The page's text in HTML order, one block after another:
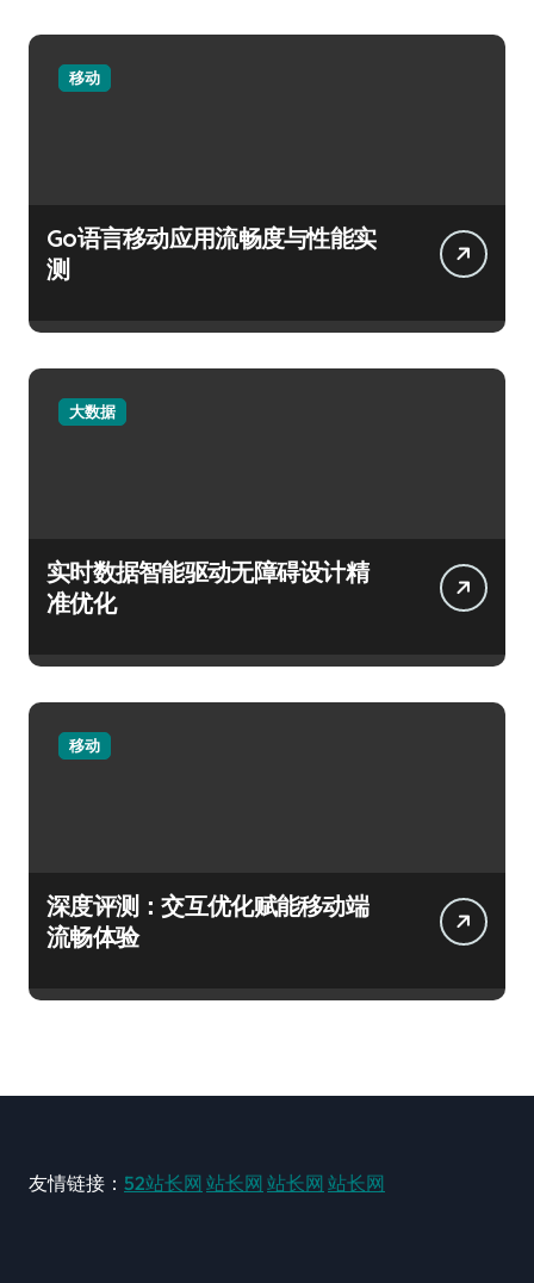
移动
Go语言移动应用流畅度与性能实
测
大数据
实时数据智能驱动无障碍设计精
准优化
移动
深度评测：交互优化赋能移动端
流畅体验
友情链接： 52站长网 站长网 站长网 站长网